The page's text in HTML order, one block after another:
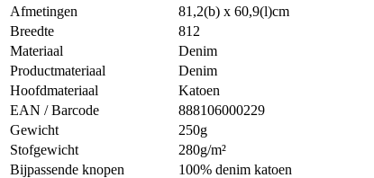
Afmetingen
81,2(b) x 60,9(l)cm
Breedte
812
Materiaal
Denim
Productmateriaal
Denim
Hoofdmateriaal
Katoen
EAN / Barcode
888106000229
Gewicht
250g
Stofgewicht
280g/m²
Bijpassende knopen
100% denim katoen